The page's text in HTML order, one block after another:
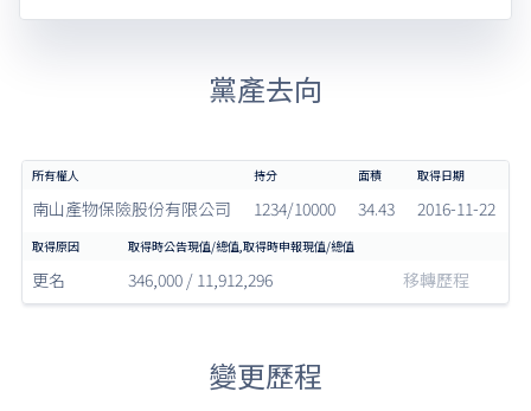
黨產去向
南山產物保險股份有限公司 1234/10000 34.43 2016-11-22
更名 346,000 / 11,912,296 移轉歷程
變更歷程